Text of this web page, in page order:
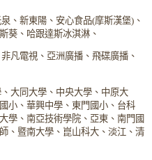
、新東陽、安心食品(摩斯漢堡)、
葵、哈跟達斯冰淇淋、
凡電視、亞洲廣播、飛碟廣播、
大同大學、中央大學、中原大
小、華興中學、東門國小、台科
學、南亞技術學院、亞東、南門國
、暨南大學、崑山科大、淡江、清